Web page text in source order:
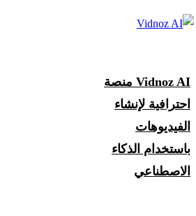
Vidnoz AI منصة
احترافية لإنشاء
الفيديوهات
باستخدام الذكاء
الاصطناعي